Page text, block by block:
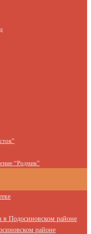
“Родник”
в Подосиновском районе
районе